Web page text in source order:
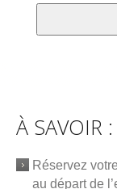
À SAVOIR :
Réservez
au départ de